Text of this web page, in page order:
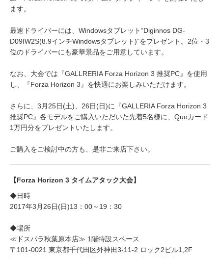
ます。
最速ドライバーには、Windowsタブレット“Diginnos DG-
D09IW2S(8.9インチWindowsタブレット)”をプレゼント。2位・3
位のドライバーにも豪華景品をご用意しています。
なお、大会では『GALLRERIA Forza Horizon 3 推奨PC』を使用
し、『Forza Horizon 3』を快適にお楽しみいただけます。
さらに、3月25日(土)、26日(日)に『GALLERIA Forza Horizon 3
推奨PC』各モデルをご購入いただいた先着5名様に、Quoカード
1万円分をプレゼントいたします。
ご購入をご検討中の方も、是非ご来店下さい。
【Forza Horizon 3 タイムアタック大会】
◆日時
2017年3月26日(日)13：00～19：30
◆場所
≪ドスパラ秋葉原本店≫ 1階特設スペース
〒101-0021 東京都千代田区外神田3-11-2 ロック2ビル1,2F